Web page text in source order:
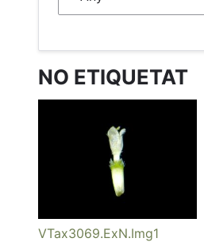
NO ETIQUETAT
VTax3069.ExN.Img1